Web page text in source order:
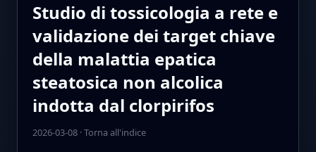
Studio di tossicologia a rete e
validazione dei target chiave
della malattia epatica
steatosica non alcolica
indotta dal clorpirifos
2026-03-08·Torna all'indice